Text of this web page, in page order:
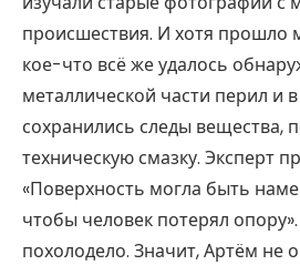
происшествия. И хотя прошло
кое-что всё же удалось
металлической части перил и
сохранились следы вещества,
техническую смазку. Эксперт
«Поверхность могла быть
чтобы человек потерял
похолодело. Значит, Артём не